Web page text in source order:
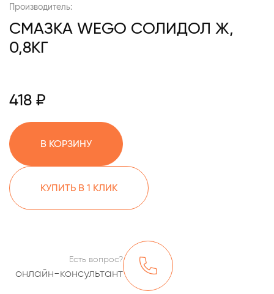
Производитель:
СМАЗКА WEGO СОЛИДОЛ Ж,
0,8КГ
418 ₽
В КОРЗИНУ
КУПИТЬ В 1 КЛИК
Есть вопрос?
онлайн-консультант